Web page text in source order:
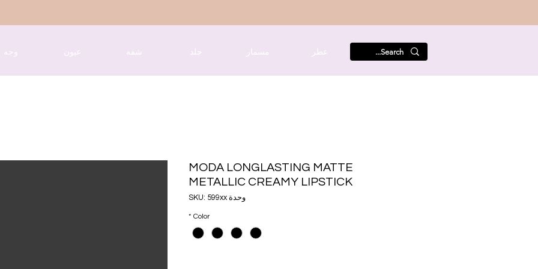
وجه عيون شفه جلد مسمار عطر
MODA LONGLASTING MATTE
METALLIC CREAMY LIPSTICK
وحدة SKU: 599xx
Color
*